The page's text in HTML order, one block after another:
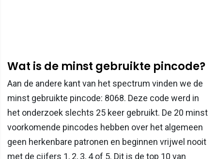
Wat is de minst gebruikte pincode?
Aan de andere kant van het spectrum vinden we de
minst gebruikte pincode: 8068. Deze code werd in
het onderzoek slechts 25 keer gebruikt. De 20 minst
voorkomende pincodes hebben over het algemeen
geen herkenbare patronen en beginnen vrijwel nooit
met de cijfers 1, 2, 3, 4 of 5. Dit is de top 10 van